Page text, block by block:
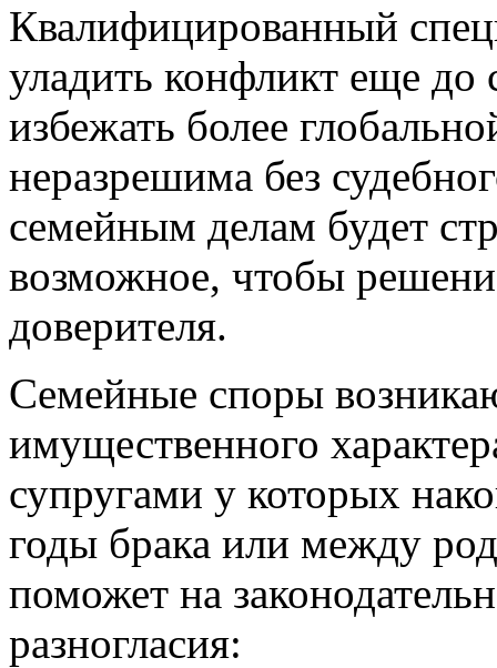
Квалифицированный
уладить конфликт еще
избежать более
неразрешима без
семейным делам будет
возможное, чтобы
доверителя.
Семейные споры
имущественного
супругами у которых
годы брака или между
поможет на
разногласия: